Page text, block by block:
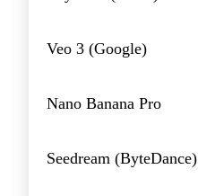
Veo 3 (Google)
Nano Banana Pro
Seedream (ByteDance)